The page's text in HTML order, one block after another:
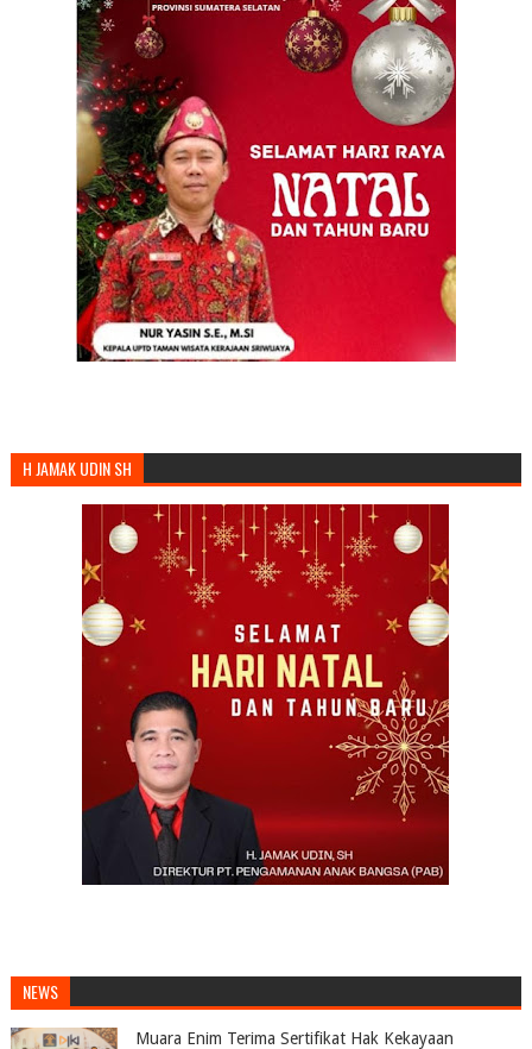
H JAMAK UDIN SH
NEWS
Muara Enim Terima Sertifikat Hak Kekayaan